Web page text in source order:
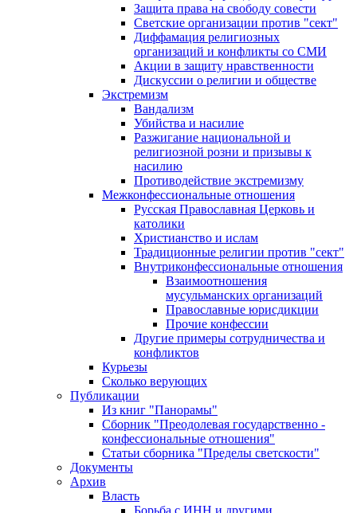
Защита права на свободу совести
Светские организации против "сект"
Диффамация религиозных
организаций и конфликты со СМИ
Акции в защиту нравственности
Дискуссии о религии и обществе
Экстремизм
Вандализм
Убийства и насилие
Разжигание национальной и
религиозной розни и призывы к
насилию
Противодействие экстремизму
Межконфессиональные отношения
Русская Православная Церковь и
католики
Христианство и ислам
Традиционные религии против "сект"
Внутриконфессиональные отношения
Взаимоотношения
мусульманских организаций
Православные юрисдикции
Прочие конфессии
Другие примеры сотрудничества и
конфликтов
Курьезы
Сколько верующих
Публикации
Из книг "Панорамы"
Сборник "Преодолевая государственно -
конфессиональные отношения"
Статьи сборника "Пределы светскости"
Документы
Архив
Власть
Борьба с ИНН и другими